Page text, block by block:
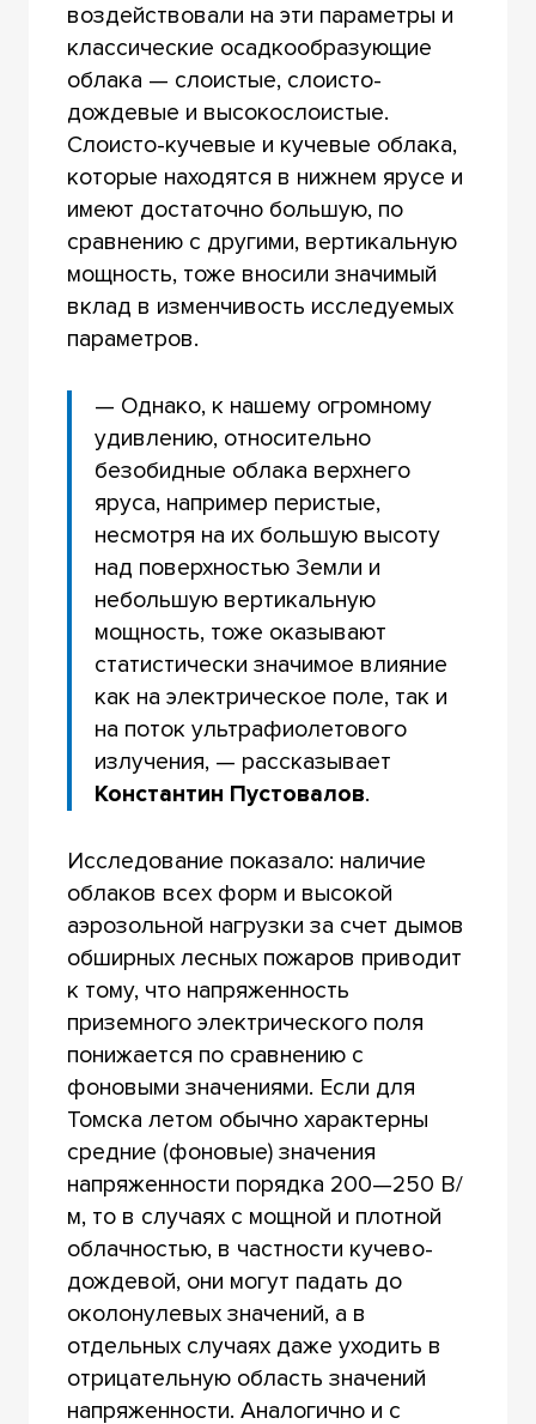
воздействовали на эти параметры и
классические осадкообразующие
облака — слоистые, слоисто-
дождевые и высокослоистые.
Слоисто-кучевые и кучевые облака,
которые находятся в нижнем ярусе и
имеют достаточно большую, по
сравнению с другими, вертикальную
мощность, тоже вносили значимый
вклад в изменчивость исследуемых
параметров.
— Однако, к нашему огромному
удивлению, относительно
безобидные облака верхнего
яруса, например перистые,
несмотря на их большую высоту
над поверхностью Земли и
небольшую вертикальную
мощность, тоже оказывают
статистически значимое влияние
как на электрическое поле, так и
на поток ультрафиолетового
излучения, — рассказывает
Константин Пустовалов.
Исследование показало: наличие
облаков всех форм и высокой
аэрозольной нагрузки за счет дымов
обширных лесных пожаров приводит
к тому, что напряженность
приземного электрического поля
понижается по сравнению с
фоновыми значениями. Если для
Томска летом обычно характерны
средние (фоновые) значения
напряженности порядка 200—250 В/
м, то в случаях с мощной и плотной
облачностью, в частности кучево-
дождевой, они могут падать до
околонулевых значений, а в
отдельных случаях даже уходить в
отрицательную область значений
напряженности. Аналогично и с